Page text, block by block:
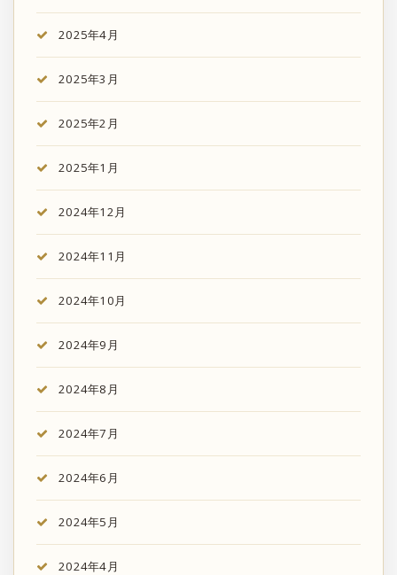
2025年4月
2025年3月
2025年2月
2025年1月
2024年12月
2024年11月
2024年10月
2024年9月
2024年8月
2024年7月
2024年6月
2024年5月
2024年4月